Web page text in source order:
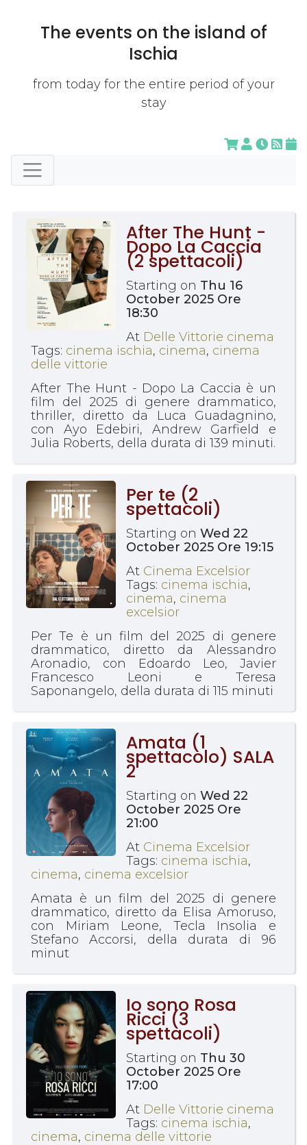
The events on the island of
Ischia
from today for the entire period of your
stay
After The Hunt -
Dopo La Caccia
(2 spettacoli)
Starting on Thu 16
October 2025 Ore
18:30
At Delle Vittorie cinema
Tags: cinema ischia, cinema, cinema
delle vittorie
After The Hunt - Dopo La Caccia è un
film del 2025 di genere drammatico,
thriller, diretto da Luca Guadagnino,
con Ayo Edebiri, Andrew Garfield e
Julia Roberts, della durata di 139 minuti.
Per te (2
spettacoli)
Starting on Wed 22
October 2025 Ore 19:15
At Cinema Excelsior
Tags: cinema ischia,
cinema, cinema
excelsior
Per Te è un film del 2025 di genere
drammatico, diretto da Alessandro
Aronadio, con Edoardo Leo, Javier
Francesco Leoni e Teresa
Saponangelo, della durata di 115 minuti
Amata (1
spettacolo) SALA
2
Starting on Wed 22
October 2025 Ore
21:00
At Cinema Excelsior
Tags: cinema ischia,
cinema, cinema excelsior
Amata è un film del 2025 di genere
drammatico, diretto da Elisa Amoruso,
con Miriam Leone, Tecla Insolia e
Stefano Accorsi, della durata di 96
minut
Io sono Rosa
Ricci (3
spettacoli)
Starting on Thu 30
October 2025 Ore
17:00
At Delle Vittorie cinema
Tags: cinema ischia,
cinema, cinema delle vittorie